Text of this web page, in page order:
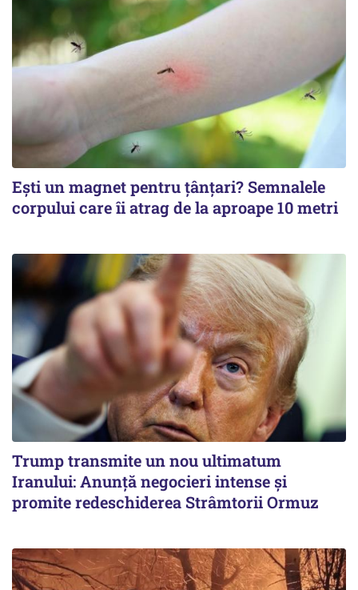
Ești un magnet pentru țânțari? Semnalele
corpului care îi atrag de la aproape 10 metri
Trump transmite un nou ultimatum
Iranului: Anunță negocieri intense și
promite redeschiderea Strâmtorii Ormuz